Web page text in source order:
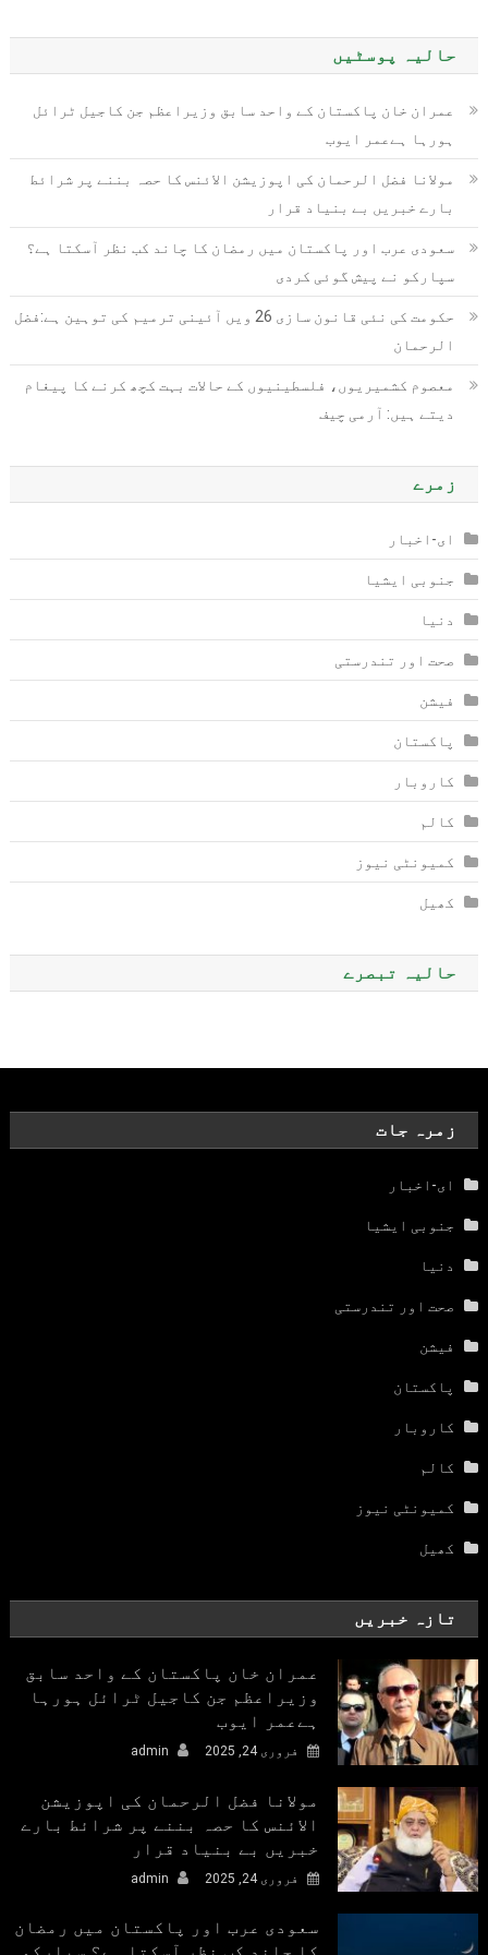
حالیہ پوسٹیں
عمران خان پاکستان کے واحد سابق وزیراعظم جن کاجیل ٹرائل
ہورہا ہےعمر ایوب
مولانا فضل الرحمان کی اپوزیشن الائنس کا حصہ بننے پر شرائط
بارے خبریں بے بنیاد قرار
سعودی عرب اور پاکستان میں رمضان کا چاند کب نظر آسکتا ہے؟
سپارکو نے پیش گوئی کردی
حکومت کی نئی قانون سازی 26 ویں آئینی ترمیم کی توہین ہے:فضل
الرحمان
معصوم کشمیریوں، فلسطینیوں کے حالات بہت کچھ کرنے کا پیغام
دیتے ہیں: آرمی چیف
زمرے
ای-اخبار
جنوبی ایشیا
دنیا
صحت اور تندرستی
فیشن
پاکستان
کاروبار
کالم
کمیونٹی نیوز
کھیل
حالیہ تبصرے
زمرہ جات
ای-اخبار
جنوبی ایشیا
دنیا
صحت اور تندرستی
فیشن
پاکستان
کاروبار
کالم
کمیونٹی نیوز
کھیل
تازہ خبریں
عمران خان پاکستان کے واحد سابق
وزیراعظم جن کاجیل ٹرائل ہورہا
ہےعمر ایوب
فروری 24, 2025 admin
مولانا فضل الرحمان کی اپوزیشن
الائنس کا حصہ بننے پر شرائط بارے
خبریں بے بنیاد قرار
فروری 24, 2025 admin
سعودی عرب اور پاکستان میں رمضان